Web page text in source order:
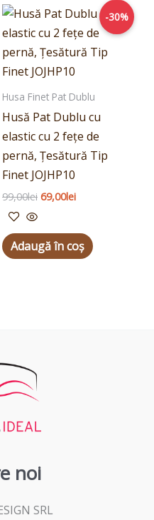
-30%
Husa Finet Pat Dublu
Husă Pat Dublu cu
elastic cu 2 fețe de
pernă, Țesătură Tip
Finet JOJHP10
99,00lei
Prețul
a
fost:
99,00lei.
69,00lei
Prețul
curent
este:
69,00lei.
Adaugă în coș
noi
SRL